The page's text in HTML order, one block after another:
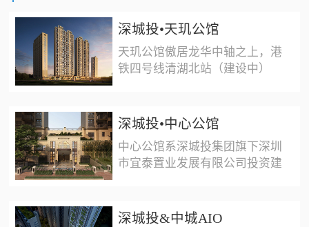
深城投•天玑公馆
天玑公馆傲居龙华中轴之上，港
铁四号线清湖北站（建设中）
予天玑公馆“精雅生活”的理念，
产品设计，通过精工和匠心产品
的品质打造，铸就项目成为龙华
学、清华中学，自带（约2300
深城投•中心公馆
中心公馆系深城投集团旗下深圳
市宜泰置业发展有限公司投资建
将根据自身特点打造特色高尚住
深城投&中城AIO